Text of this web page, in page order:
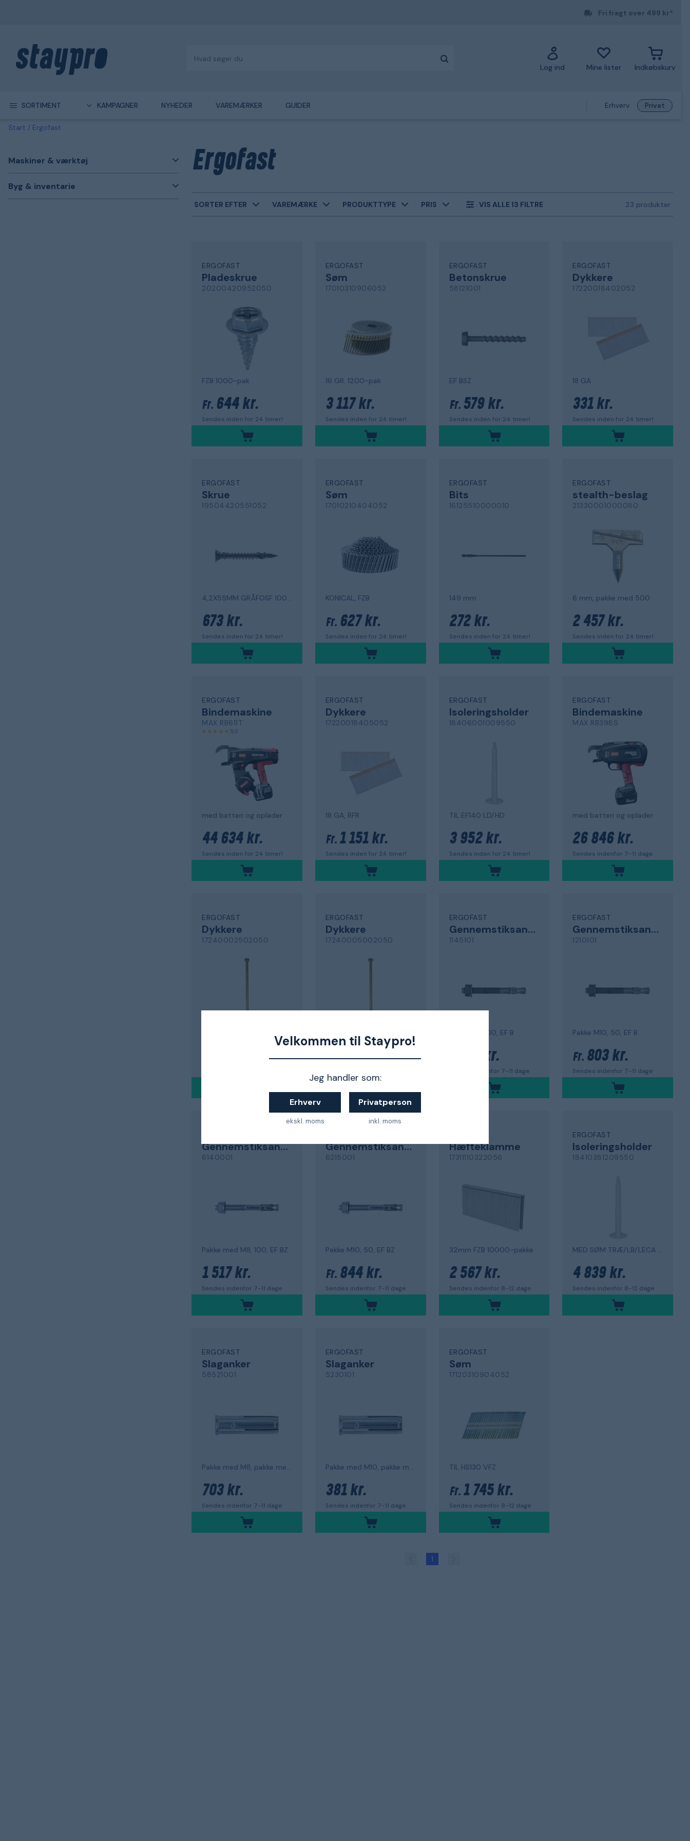
Velkommen til Staypro!
Jeg handler som:
Erhverv
ekskl. moms
Privatperson
inkl. moms
Fri fragt over 499 kr*
Log ind Mine lister Indkøbskurv
SORTIMENT KAMPAGNER NYHEDER VAREMÆRKER GUIDER Erhverv Privat
Start Ergofast
Maskiner & værktøj
Byg & inventarie
Ergofast
SORTER EFTER VAREMÆRKE PRODUKTTYPE PRIS VIS ALLE 13 FILTRE 23 produkter
ERGOFAST
Pladeskrue
20200420952050
FZB 1000-pak
Fr. 644 kr.
Sendes inden for 24 timer!
ERGOFAST
Søm
17010310906052
16 GR. 1200-pak
3 117 kr.
Sendes inden for 24 timer!
ERGOFAST
Betonskrue
58121001
EF BSZ
Fr. 579 kr.
Sendes inden for 24 timer!
ERGOFAST
Dykkere
17220018402052
18 GA
331 kr.
Sendes inden for 24 timer!
ERGOFAST
Skrue
19504420551052
4,2X55MM GRÅFOSF 1000-pak
673 kr.
Sendes inden for 24 timer!
ERGOFAST
Søm
17010210404052
KONICAL, FZB
Fr. 627 kr.
Sendes inden for 24 timer!
ERGOFAST
Bits
16125510000010
149 mm
272 kr.
Sendes inden for 24 timer!
ERGOFAST
stealth-beslag
21330001000080
6 mm, pakke med 500
2 457 kr.
Sendes inden for 24 timer!
ERGOFAST
Bindemaskine
MAX RB611T
5,0
med batteri og oplader
44 634 kr.
Sendes inden for 24 timer!
ERGOFAST
Dykkere
17220018405052
18 GA, RFR
Fr. 1 151 kr.
Sendes inden for 24 timer!
ERGOFAST
Isoleringsholder
18406001009550
TIL EF140 LD/HD
3 952 kr.
Sendes inden for 24 timer!
ERGOFAST
Bindemaskine
MAX RB398S
med batteri og oplader
26 846 kr.
Sendes indenfor 7-11 dage
ERGOFAST
Dykkere
17240002502050
ERGOFAST
Dykkere
17240005002050
892 kr.
ERGOFAST
Gennemstiksanker
1145101
Pakke M8, 100, EF B
1 275 kr.
Sendes indenfor 7-11 dage
ERGOFAST
Gennemstiksanker
1210101
Pakke M10, 50, EF B
Fr. 803 kr.
Sendes indenfor 7-11 dage
Gennemstiksanker
6140001
Pakke med M8, 100, EF BZ
1 517 kr.
Sendes indenfor 7-11 dage
Gennemstiksanker
6215001
Pakke M10, 50, EF BZ
Fr. 844 kr.
Sendes indenfor 7-11 dage
Hæfteklamme
17311110322056
32mm FZB 10000-pakke
2 567 kr.
Sendes indenfor 8-12 dage
ERGOFAST
Isoleringsholder
18410381209550
MED SØM TRÆ/LB/LECA 450-pak
4 839 kr.
Sendes indenfor 8-12 dage
ERGOFAST
Slaganker
58521001
Pakke med M8, pakke med 100 EF-filer
703 kr.
Sendes indenfor 7-11 dage
ERGOFAST
Slaganker
5230101
Pakke med M10, pakke med 50, EF ES
381 kr.
Sendes indenfor 7-11 dage
ERGOFAST
Søm
17120310904052
TIL HS130 VFZ
Fr. 1 745 kr.
Sendes indenfor 8-12 dage
1